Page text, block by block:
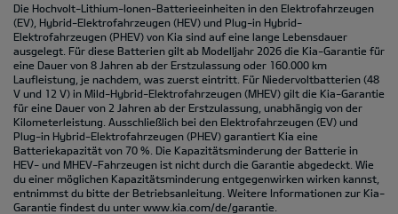
Die Hochvolt-Lithium-Ionen-Batterieeinheiten in den Elektrofahrzeugen
(EV), Hybrid-Elektrofahrzeugen (HEV) und Plug-in Hybrid-
Elektrofahrzeugen (PHEV) von Kia sind auf eine lange Lebensdauer
ausgelegt. Für diese Batterien gilt ab Modelljahr 2026 die Kia-Garantie für
eine Dauer von 8 Jahren ab der Erstzulassung oder 160.000 km
Laufleistung, je nachdem, was zuerst eintritt. Für Niedervoltbatterien (48
V und 12 V) in Mild-Hybrid-Elektrofahrzeugen (MHEV) gilt die Kia-Garantie
für eine Dauer von 2 Jahren ab der Erstzulassung, unabhängig von der
Kilometerleistung. Ausschließlich bei den Elektrofahrzeugen (EV) und
Plug-in Hybrid-Elektrofahrzeugen (PHEV) garantiert Kia eine
Batteriekapazität von 70 %. Die Kapazitätsminderung der Batterie in
HEV- und MHEV-Fahrzeugen ist nicht durch die Garantie abgedeckt. Wie
du einer möglichen Kapazitätsminderung entgegenwirken wirken kannst,
entnimmst du bitte der Betriebsanleitung. Weitere Informationen zur Kia-
Garantie findest du unter www.kia.com/de/garantie.